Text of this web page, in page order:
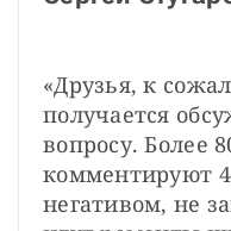
«Друзья, к
получается
вопросу. Более
комментируют
негативом, не